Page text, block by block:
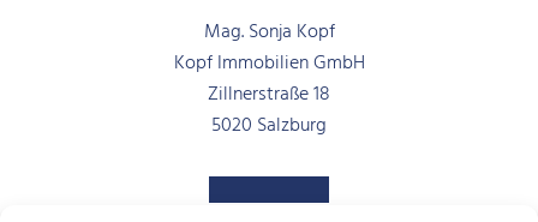
Mag. Sonja Kopf
Kopf Immobilien GmbH
Zillnerstraße 18
5020 Salzburg